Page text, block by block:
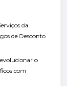
da
de Desconto
o
com